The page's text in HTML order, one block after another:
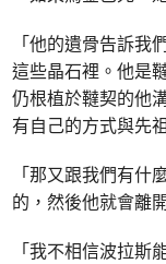
「他的遺骨告訴
這些晶石裡。他是
仍根植於韃契的他
有自己的方式與先
「那又跟我們有
的，然後他就會離
「我不相信波拉斯